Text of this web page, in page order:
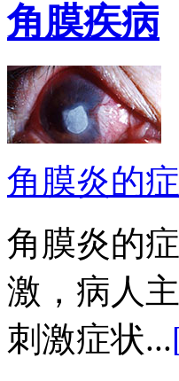
角膜疾病
角膜炎的
角膜炎的
激，病人
刺激症状...